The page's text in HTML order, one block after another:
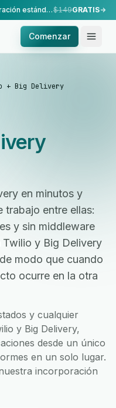
Configuración llave en mano — configuración estándar, realizada por nuestro equipo.$149GRATIS
Comenzar
+ Big Delivery
en minutos y
trabajo entre ellas:
y sin middleware
y Big Delivery
modo que cuando
ocurre en la otra
y cualquier
y Big Delivery,
desde un único
en un solo lugar.
incorporación